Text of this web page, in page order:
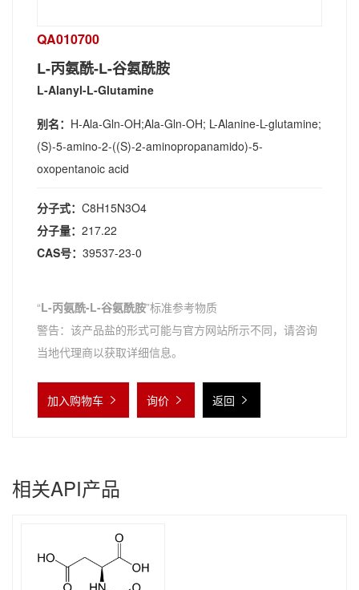
QA010700
L-丙氨酰-L-谷氨酰胺
L-Alanyl-L-Glutamine
别名： H-Ala-Gln-OH;Ala-Gln-OH; L-Alanine-L-glutamine;
(S)-5-amino-2-((S)-2-aminopropanamido)-5-
oxopentanoic acid
分子式： C8H15N3O4
分子量： 217.22
CAS号： 39537-23-0
“L-丙氨酰-L-谷氨酰胺”标准参考物质
警告：该产品盐的形式可能与官方网站所示不同，请咨询
当地代理商以获取详细信息。
加入购物车 询价 返回
相关API产品